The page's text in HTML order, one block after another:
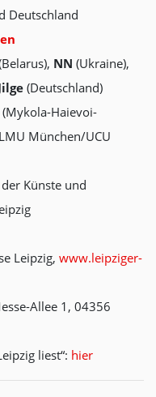
Deutschland
NN (Ukraine),
(Deutschland)
(Mykola-Haievoi-
München/UCU
Künste und
Leipzig, www.leipziger-
Allee 1, 04356
liest“: hier